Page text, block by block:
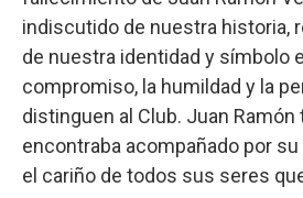
indiscutido de nuestra historia,
de nuestra identidad y símbolo
compromiso, la humildad y la
distinguen al Club. Juan Ramón
encontraba acompañado por
el cariño de todos sus seres